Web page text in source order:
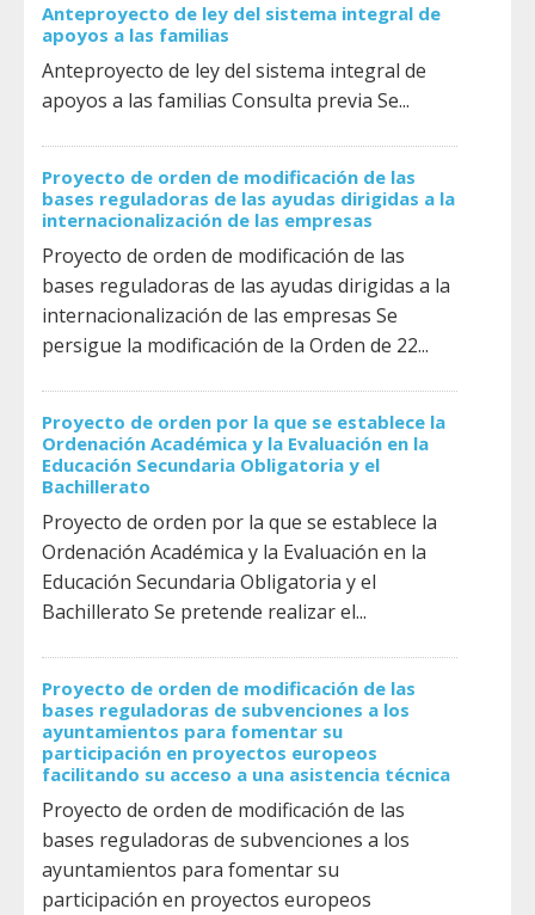
Anteproyecto de ley del sistema integral de
apoyos a las familias
Anteproyecto de ley del sistema integral de
apoyos a las familias Consulta previa Se...
Proyecto de orden de modificación de las
bases reguladoras de las ayudas dirigidas a la
internacionalización de las empresas
Proyecto de orden de modificación de las
bases reguladoras de las ayudas dirigidas a la
internacionalización de las empresas Se
persigue la modificación de la Orden de 22...
Proyecto de orden por la que se establece la
Ordenación Académica y la Evaluación en la
Educación Secundaria Obligatoria y el
Bachillerato
Proyecto de orden por la que se establece la
Ordenación Académica y la Evaluación en la
Educación Secundaria Obligatoria y el
Bachillerato Se pretende realizar el...
Proyecto de orden de modificación de las
bases reguladoras de subvenciones a los
ayuntamientos para fomentar su
participación en proyectos europeos
facilitando su acceso a una asistencia técnica
Proyecto de orden de modificación de las
bases reguladoras de subvenciones a los
ayuntamientos para fomentar su
participación en proyectos europeos